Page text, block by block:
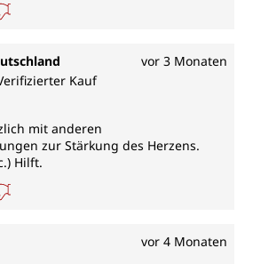
vor 3 Monaten
Bewertung von 5 von 5 Sternen
Kauf
mit anderen
zur Stärkung des Herzens.
Hilft.
vor 4 Monaten